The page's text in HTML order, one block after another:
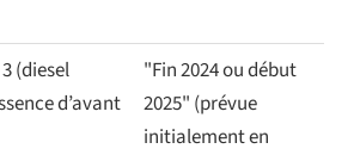
(diesel
d’avant
"Fin 2024 ou début
2025" (prévue
initialement en